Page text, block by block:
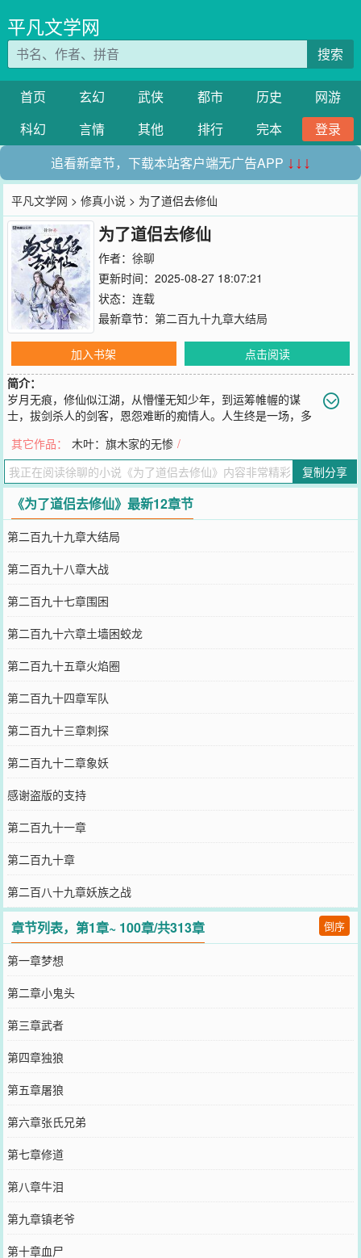
平凡文学网
搜索
首页 玄幻 武侠 都市 历史
网游
科幻
言情 其他 排行 完本
登录
追看新章节，下载本站客户端无广告APP ↓↓↓
平凡文学网 >修真小说 > 为了道侣去修仙
为了道侣去修仙
作者： 徐聊
更新时间：2025-08-27 18:07:21
状态：连载
最新章节： 第二百九十九章大结局
加入书架
点击阅读
简介：
岁月无痕，修仙似江湖，从懵懂无知少年，到运筹帷幄的谋
士，拔剑杀人的剑客，恩怨难断的痴情人。人生终是一场，多
您要是觉得《为了道侣去修仙》还不错的话请不要忘记向您QQ群和微
博微信里的朋友推荐哦！
其它作品： 木叶：旗木家的无惨 /
复制分享
《为了道侣去修仙》最新12章节
第二百九十九章大结局
第二百九十八章大战
第二百九十七章围困
第二百九十六章土墙困蛟龙
第二百九十五章火焰圈
第二百九十四章军队
第二百九十三章刺探
第二百九十二章象妖
感谢盗版的支持
第二百九十一章
第二百九十章
第二百八十九章妖族之战
章节列表，第1章~ 100章/共313章 倒序
第一章梦想
第二章小鬼头
第三章武者
第四章独狼
第五章屠狼
第六章张氏兄弟
第七章修道
第八章牛泪
第九章镇老爷
第十章血尸